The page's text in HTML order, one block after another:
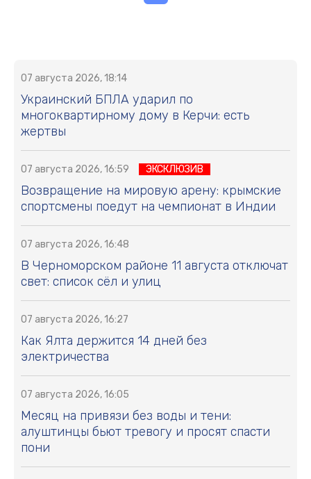
07 августа 2026, 18:14
Украинский БПЛА ударил по
многоквартирному дому в Керчи: есть
жертвы
07 августа 2026, 16:59 ЭКСКЛЮЗИВ
Возвращение на мировую арену: крымские
спортсмены поедут на чемпионат в Индии
07 августа 2026, 16:48
В Черноморском районе 11 августа отключат
свет: список сёл и улиц
07 августа 2026, 16:27
Как Ялта держится 14 дней без
электричества
07 августа 2026, 16:05
Месяц на привязи без воды и тени:
алуштинцы бьют тревогу и просят спасти
пони